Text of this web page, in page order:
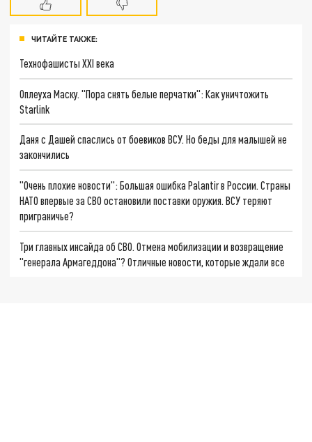
ЧИТАЙТЕ ТАКЖЕ:
Технофашисты XXI века
Оплеуха Маску. "Пора снять белые перчатки": Как уничтожить
Starlink
Даня с Дашей спаслись от боевиков ВСУ. Но беды для малышей не
закончились
"Очень плохие новости": Большая ошибка Palantir в России. Страны
НАТО впервые за СВО остановили поставки оружия. ВСУ теряют
приграничье?
Три главных инсайда об СВО. Отмена мобилизации и возвращение
"генерала Армагеддона"? Отличные новости, которые ждали все